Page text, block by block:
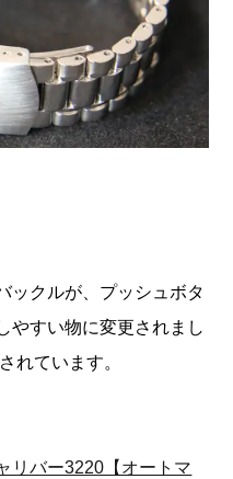
ックルが、プッシュボタ
やすい物に変更されまし
れています。
リバー3220【オートマ